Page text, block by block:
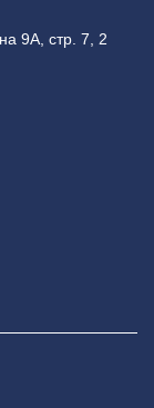
9А, стр. 7, 2